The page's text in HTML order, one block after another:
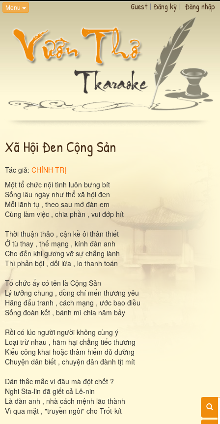
Menu Guest | Đăng ký | Đăng nhập
Xã Hội Đen Cộng Sản
Tác giả: CHÍNH TRỊ
Một tổ chức nội tình luôn bưng bít
Sống lâu ngày như thể xã hội đen
Mỗi lãnh tụ , theo sau mớ đàn em
Cùng làm việc , chia phần , vui đớp hít
Thời thuận thảo , cận kề ôi thân thiết
Ở tù thay , thế mạng , kính đàn anh
Cho đến khi gương vỡ sự chẳng lành
Thì phản bội , dối lừa , lo thanh toán
Tổ chức ấy có tên là Cộng Sản
Lý tưởng chung , đồng chí mến thương yêu
Hăng đấu tranh , cách mạng , ước bao điều
Sống đoàn kết , bánh mì chia năm bảy
Rồi có lúc người người không cùng ý
Loại trừ nhau , hãm hại chẳng tiếc thương
Kiểu công khai hoặc thâm hiểm đủ đường
Chuyện dân biết , chuyện dân đành tịt mít
Dân thắc mắc vì đâu mà đột chết ?
Nghi Sta-lin đã giết cả Lê-nin
Là đàn anh , nhà cách mệnh lão thành
Vì qua mặt , "truyền ngôi" cho Trốt-kít